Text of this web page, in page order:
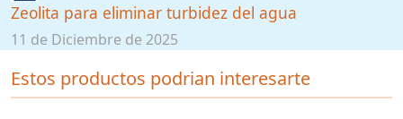
Zeolita para eliminar turbidez del agua
11 de Diciembre de 2025
Estos productos podrian interesarte